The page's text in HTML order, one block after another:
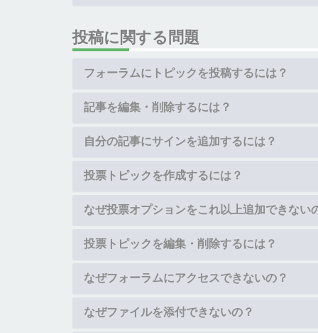
投稿に関する問題
フォーラムにトピックを投稿するには？
記事を編集・削除するには？
自分の記事にサインを追加するには？
投票トピックを作成するには？
なぜ投票オプションをこれ以上追加できない
投票トピックを編集・削除するには？
なぜフォーラムにアクセスできないの？
なぜファイルを添付できないの？